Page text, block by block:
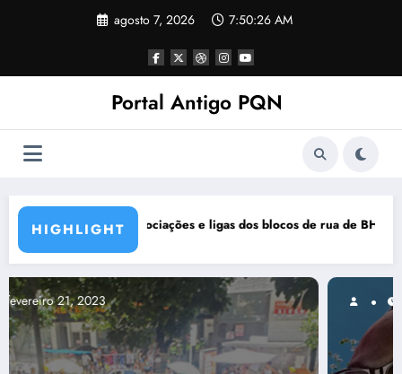
agosto 7, 2026 7:50:27 AM
Portal Antigo PQN
HIGHLIGHT
de rua de BH se manifestam em nota de repúdioRocknights lança a primeira
março 5, 2021